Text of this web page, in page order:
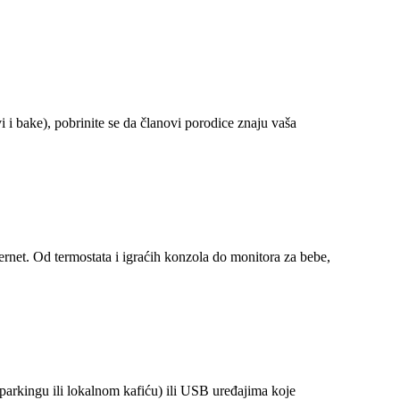
bake), pobrinite se da članovi porodice znaju vaša
Od termostata i igraćih konzola do monitora za bebe,
ili lokalnom kafiću) ili USB uređajima koje